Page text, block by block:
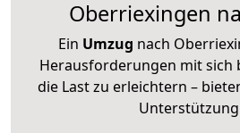
Oberriexingen
Ein Umzug nach
Herausforderungen mit sich
die Last zu erleichtern –